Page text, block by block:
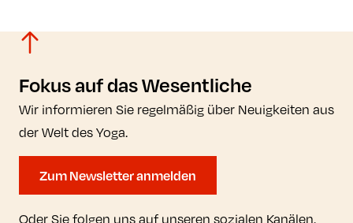
Fokus auf das Wesentliche
Wir informieren Sie regelmäßig über Neuigkeiten aus
der Welt des Yoga.
Zum Newsletter anmelden
Oder Sie folgen uns auf unseren sozialen Kanälen.